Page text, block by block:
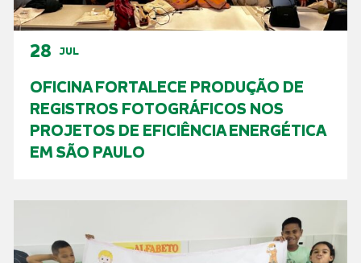
28 JUL
OFICINA FORTALECE PRODUÇÃO DE
REGISTROS FOTOGRÁFICOS NOS
PROJETOS DE EFICIÊNCIA ENERGÉTICA
EM SÃO PAULO